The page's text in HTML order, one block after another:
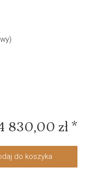
830,00 zł *
do koszyka